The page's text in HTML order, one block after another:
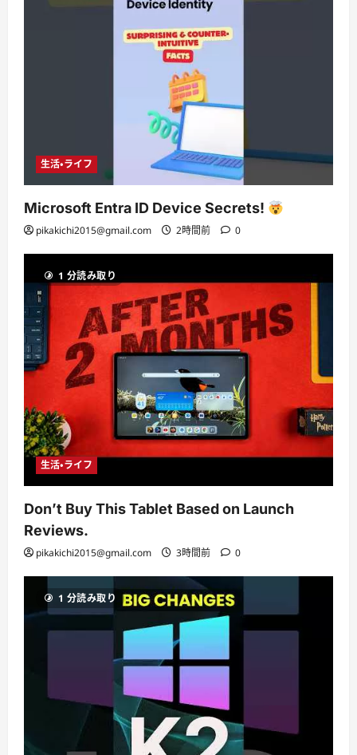
生活・ライフ
Microsoft Entra ID Device Secrets!
pikakichi2015@gmail.com 2時間前 0
1 分読み取り
生活・ライフ
Don’t Buy This Tablet Based on Launch
Reviews.
pikakichi2015@gmail.com 3時間前 0
1 分読み取り